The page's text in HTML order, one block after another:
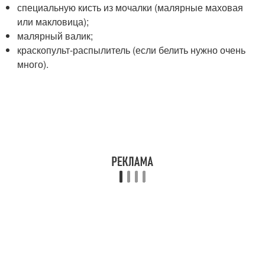
специальную кисть из мочалки (малярные маховая
или макловица);
малярный валик;
краскопульт-распылитель (если белить нужно очень
много).